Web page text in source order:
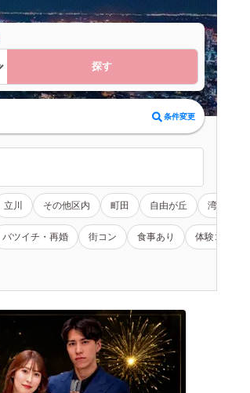
探す
条件変更
立川 その他区内 町田 自由が丘 湾岸エリア
バツイチ・再婚 街コン 食事あり 体験コン